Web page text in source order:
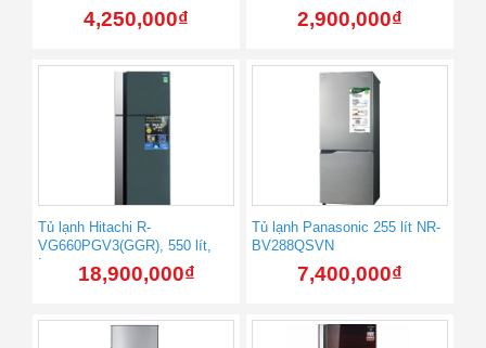
4,250,000₫ 2,900,000₫
Tủ lạnh Hitachi R-
VG660PGV3(GGR), 550 lít,
Inverter18,900,000₫
Tủ lạnh Panasonic 255 lít NR-
BV288QSVN
7,400,000₫